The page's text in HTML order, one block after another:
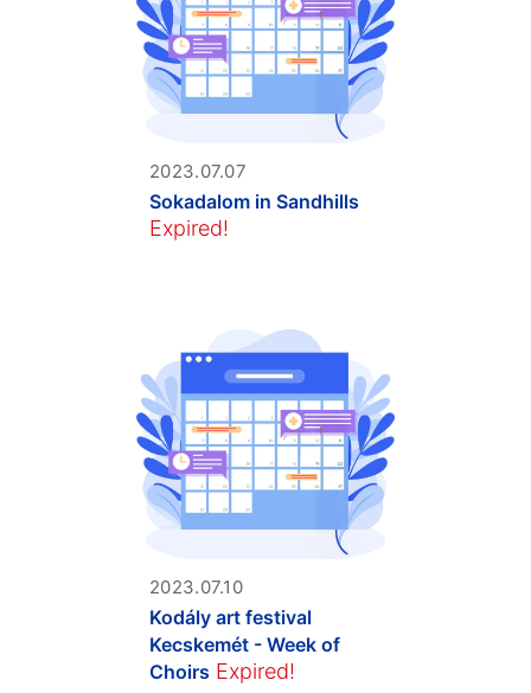
2023.07.07
Sokadalom in Sandhills
Expired!
2023.07.10
Kodály art festival
Kecskemét - Week of
Choirs Expired!